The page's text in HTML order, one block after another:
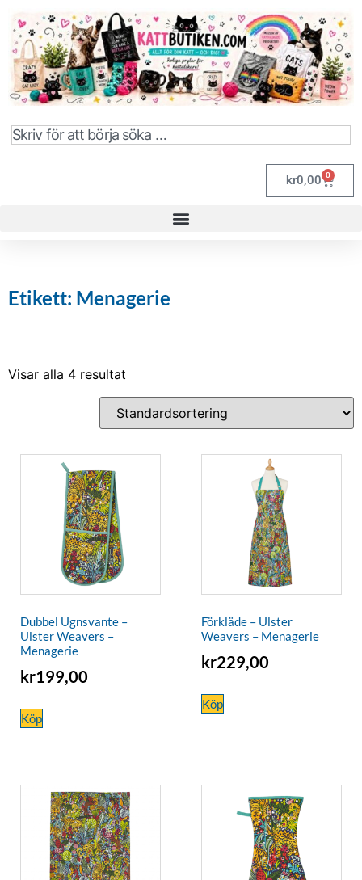
kr0,00 0
Etikett: Menagerie
Visar alla 4 resultat
Dubbel Ugnsvante –
Ulster Weavers –
Menagerie
kr199,00
Köp
Förkläde – Ulster
Weavers – Menagerie
kr229,00
Köp